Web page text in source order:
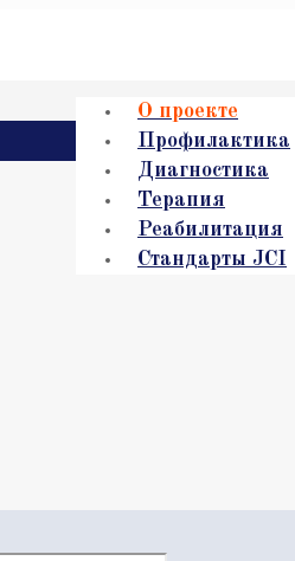
О проекте
Профилактика
Диагностика
Терапия
Реабилитация
Стандарты JCI